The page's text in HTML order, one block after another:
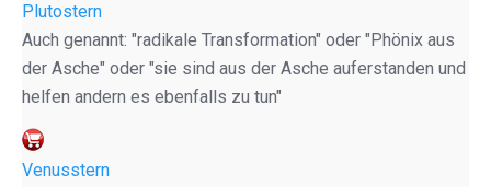
Plutostern
Auch genannt: "radikale Transformation" oder "Phönix aus
der Asche" oder "sie sind aus der Asche auferstanden und
helfen andern es ebenfalls zu tun"
Venusstern